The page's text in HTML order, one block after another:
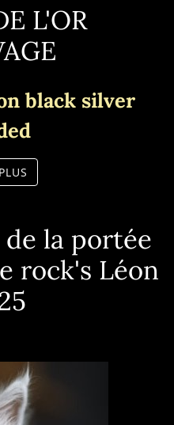
L'OR
black silver
la portée
rock's Léon